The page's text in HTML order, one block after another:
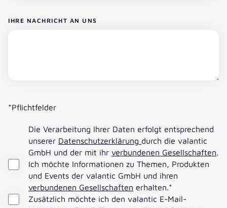
IHRE NACHRICHT AN UNS
*Pflichtfelder
Die Verarbeitung Ihrer Daten erfolgt entsprechend
unserer Datenschutzerklärung durch die valantic
GmbH und der mit ihr verbundenen Gesellschaften
Ich möchte Informationen zu Themen, Produkten
und Events der valantic GmbH und ihren
verbundenen Gesellschaften erhalten. *
Zusätzlich möchte ich den valantic E-Mail-